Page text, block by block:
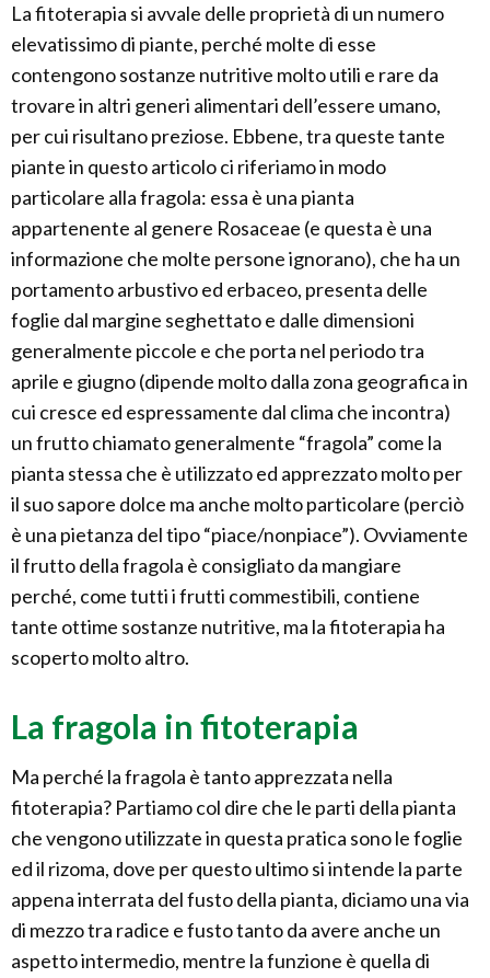
La fitoterapia si avvale delle proprietà di un numero
elevatissimo di piante, perché molte di esse
contengono sostanze nutritive molto utili e rare da
trovare in altri generi alimentari dell’essere umano,
per cui risultano preziose. Ebbene, tra queste tante
piante in questo articolo ci riferiamo in modo
particolare alla fragola: essa è una pianta
appartenente al genere Rosaceae (e questa è una
informazione che molte persone ignorano), che ha un
portamento arbustivo ed erbaceo, presenta delle
foglie dal margine seghettato e dalle dimensioni
generalmente piccole e che porta nel periodo tra
aprile e giugno (dipende molto dalla zona geografica in
cui cresce ed espressamente dal clima che incontra)
un frutto chiamato generalmente “fragola” come la
pianta stessa che è utilizzato ed apprezzato molto per
il suo sapore dolce ma anche molto particolare (perciò
è una pietanza del tipo “piace/nonpiace”). Ovviamente
il frutto della fragola è consigliato da mangiare
perché, come tutti i frutti commestibili, contiene
tante ottime sostanze nutritive, ma la fitoterapia ha
scoperto molto altro.
La fragola in fitoterapia
Ma perché la fragola è tanto apprezzata nella
fitoterapia? Partiamo col dire che le parti della pianta
che vengono utilizzate in questa pratica sono le foglie
ed il rizoma, dove per questo ultimo si intende la parte
appena interrata del fusto della pianta, diciamo una via
di mezzo tra radice e fusto tanto da avere anche un
aspetto intermedio, mentre la funzione è quella di